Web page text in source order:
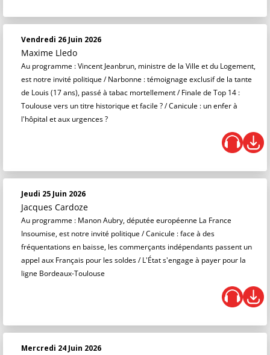
Vendredi 26 Juin 2026
Maxime Lledo
Au programme : Vincent Jeanbrun, ministre de la Ville et du Logement,
est notre invité politique / Narbonne : témoignage exclusif de la tante
de Louis (17 ans), passé à tabac mortellement / Finale de Top 14 :
Toulouse vers un titre historique et facile ? / Canicule : un enfer à
l'hôpital et aux urgences ?
Jeudi 25 Juin 2026
Jacques Cardoze
Au programme : Manon Aubry, députée européenne La France
Insoumise, est notre invité politique / Canicule : face à des
fréquentations en baisse, les commerçants indépendants passent un
appel aux Français pour les soldes / L'État s'engage à payer pour la
ligne Bordeaux-Toulouse
Mercredi 24 Juin 2026